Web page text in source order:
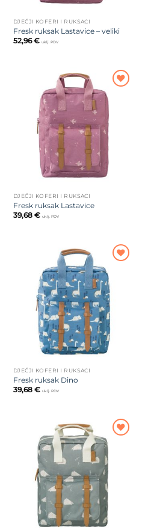
DJEČJI KOFERI I RUKSACI
Fresk ruksak Lastavice – veliki
52,96€ uklj. PDV
Dodajte
na listu
želja
DJEČJI KOFERI I RUKSACI
Fresk ruksak Lastavice
39,68 € uklj. PDV
Dodajte
na listu
želja
DJEČJI KOFERI I RUKSACI
Fresk ruksak Dino
39,68 € uklj. PDV
Dodajte
na listu
želja